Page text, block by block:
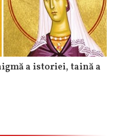
a istoriei, taină a